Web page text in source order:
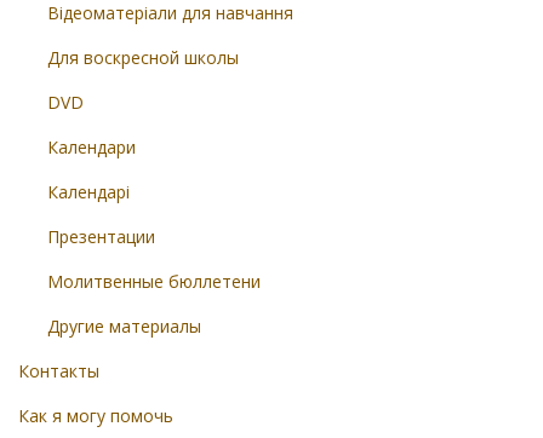
Відеоматеріали для навчання
Для воскресной школы
DVD
Календари
Календарі
Презентации
Молитвенные бюллетени
Другие материалы
Контакты
Как я могу помочь